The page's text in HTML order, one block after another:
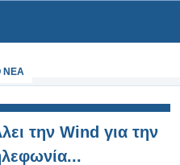
NEA
την Wind για την